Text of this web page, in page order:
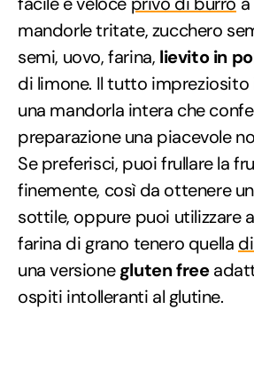
mandorle tritate, zucchero
semi, uovo, farina, lievito in
di limone. Il tutto
una mandorla intera che
preparazione una piacevole
Se preferisci, puoi frullare la
finemente, così da ottenere
sottile, oppure puoi utilizzare
farina di grano tenero quella
una versionegluten free
ospiti intolleranti al glutine.